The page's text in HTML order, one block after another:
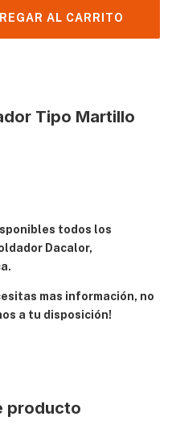
Tipo Martillo
todos los
Dacalor,
mas información, no
a tu disposición!
producto